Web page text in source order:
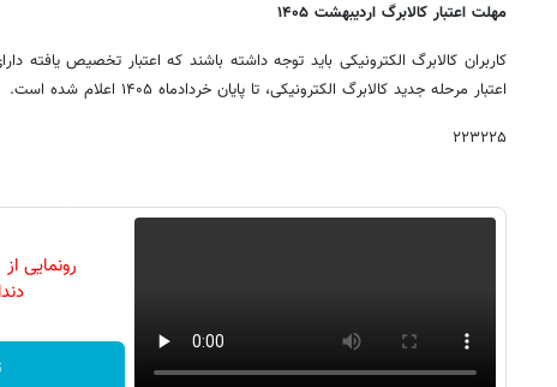
مهلت اعتبار کالابرگ اردیبهشت ۱۴۰۵
کاربران کالابرگ الکترونیکی باید توجه داشته باشند که اعتبار تخصیص یافته
اعتبار مرحله جدید کالابرگ الکترونیکی، تا پایان خردادماه ۱۴۰۵ اعلام شده است.
۲۲۳۲۲۵
رونمایی